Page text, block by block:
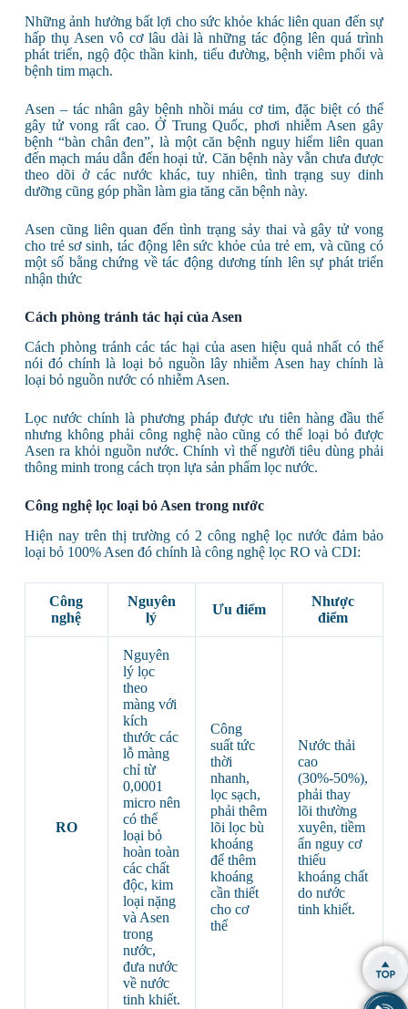
Những ảnh hưởng bất lợi cho sức khỏe khác liên quan đến sự
hấp thụ Asen vô cơ lâu dài là những tác động lên quá trình
phát triển, ngộ độc thần kinh, tiểu đường, bệnh viêm phổi và
bệnh tim mạch.
Asen – tác nhân gây bệnh nhồi máu cơ tim, đặc biệt có thể
gây tử vong rất cao. Ở Trung Quốc, phơi nhiễm Asen gây
bệnh “bàn chân đen”, là một căn bệnh nguy hiểm liên quan
đến mạch máu dẫn đến hoại tử. Căn bệnh này vẫn chưa được
theo dõi ở các nước khác, tuy nhiên, tình trạng suy dinh
dưỡng cũng góp phần làm gia tăng căn bệnh này.
Asen cũng liên quan đến tình trạng sảy thai và gây tử vong
cho trẻ sơ sinh, tác động lên sức khỏe của trẻ em, và cũng có
một số bằng chứng về tác động dương tính lên sự phát triển
nhận thức
Cách phòng tránh tác hại của Asen
Cách phòng tránh các tác hại của asen hiệu quả nhất có thể
nói đó chính là loại bỏ nguồn lây nhiễm Asen hay chính là
loại bỏ nguồn nước có nhiễm Asen.
Lọc nước chính là phương pháp được ưu tiên hàng đầu thế
nhưng không phải công nghệ nào cũng có thể loại bỏ được
Asen ra khỏi nguồn nước. Chính vì thế người tiêu dùng phải
thông minh trong cách trọn lựa sản phẩm lọc nước.
Công nghệ lọc loại bỏ Asen trong nước
Hiện nay trên thị trường có 2 công nghệ lọc nước đảm bảo
loại bỏ 100% Asen đó chính là công nghệ lọc RO và CDI:
Công
nghệ
Nguyên
lý
Ưu điểm
Nhược
điểm
RO
Nguyên
lý lọc
theo
màng với
kích
thước các
lỗ màng
chỉ từ
0,0001
micro nên
có thể
loại bỏ
hoàn toàn
các chất
độc, kim
loại nặng
và Asen
trong
nước,
đưa nước
về nước
tinh khiết.
Công
suất tức
thời
nhanh,
lọc sạch,
phải thêm
lõi lọc bù
khoáng
để thêm
khoáng
cần thiết
cho cơ
thể
Nước thải
cao
(30%-50%),
phải thay
lõi thường
xuyên, tiềm
ẩn nguy cơ
thiếu
khoáng chất
do nước
tinh khiết.